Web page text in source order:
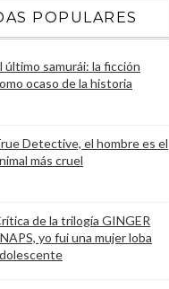
POPULARES
último samurái: la ficción
ocaso de la historia
Detective, el hombre es el
más cruel
de la trilogía GINGER
yo fui una mujer loba